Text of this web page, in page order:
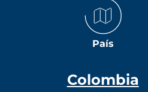
País
Colombia